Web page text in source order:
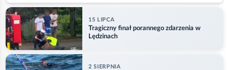
15 LIPCA
Tragiczny finał porannego zdarzenia w
Lędzinach
2 SIERPNIA